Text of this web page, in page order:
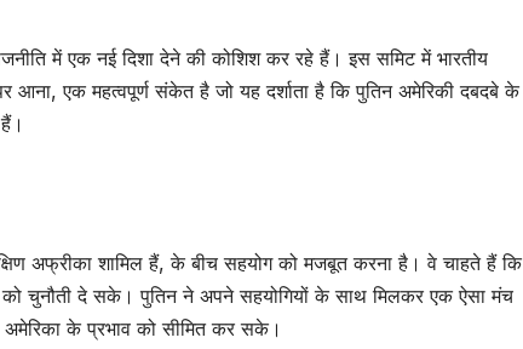
में एक नई दिशा देने की कोशिश कर रहे हैं। इस समिट में भारतीय
आना, एक महत्वपूर्ण संकेत है जो यह दर्शाता है कि पुतिन अमेरिकी दबदबे के
अफ्रीका शामिल हैं, के बीच सहयोग को मजबूत करना है। वे चाहते हैं कि
चुनौती दे सके। पुतिन ने अपने सहयोगियों के साथ मिलकर एक ऐसा मंच
के प्रभाव को सीमित कर सके।